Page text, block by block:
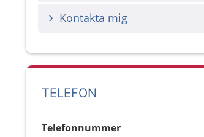
Kontakta mig
TELEFON
Telefonnummer